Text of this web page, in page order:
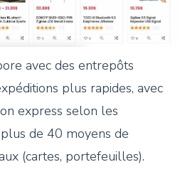
avec des entrepôts
plus rapides, avec
express selon les
de 40 moyens de
(cartes, portefeuilles).